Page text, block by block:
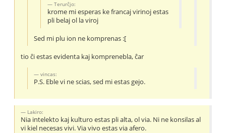
Terurĉjo:
krome mi esperas ke francaj virinoj estas
pli belaj ol la viroj
Sed mi plu ion ne komprenas :[
tio ĉi estas evidenta kaj komprenebla, ĉar
vincas:
P.S. Eble vi ne scias, sed mi estas gejo.
Lakiro:
Nia intelekto kaj kulturo estas pli alta, ol via. Ni ne konsilas al
vi kiel necesas vivi. Via vivo estas via afero.